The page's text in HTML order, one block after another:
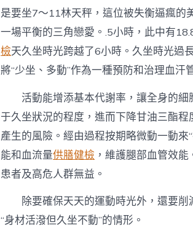
是要坐7～11林天秤，這位被失衡逼瘋的
一場平衡的三角戀愛。.5小時，此中有
檢天久坐時光跨越了6小時。久坐時光過
將“少坐、多動”作為一種預防和治理血汗
活動能增添基本代謝率，讓全身的
于久坐狀況的程度，進而下降甘油三酯
產生的風險。經由過程按期略微動一動
能和血流量供膳健檢 ，維護腿部血管效
患者及高危人群無益。
除要確保天天的運動時光外，還要
“身材活潑但久坐不動”的情形。